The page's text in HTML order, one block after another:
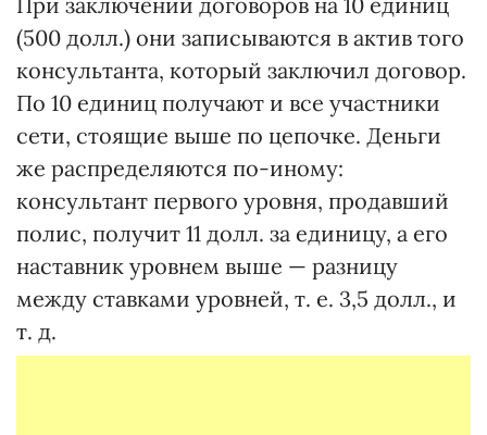
(500 долл.) они записываются в актив того
консультанта, который заключил договор.
По 10 единиц получают и все участники
сети, стоящие выше по цепочке. Деньги
же распределяются по-иному:
консультант первого уровня, продавший
полис, получит 11 долл. за единицу, а его
наставник уровнем выше — разницу
между ставками уровней, т. е. 3,5 долл., и
т. д.